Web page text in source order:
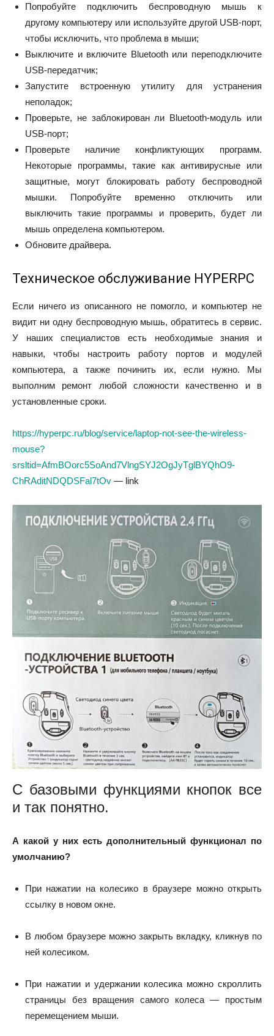
Попробуйте подключить беспроводную мышь к
другому компьютеру или используйте другой USB-порт,
чтобы исключить, что проблема в мыши;
Выключите и включите Bluetooth или переподключите
USB-передатчик;
Запустите встроенную утилиту для устранения
неполадок;
Проверьте, не заблокирован ли Bluetooth-модуль или
USB-порт;
Проверьте наличие конфликтующих программ.
Некоторые программы, такие как антивирусные или
защитные, могут блокировать работу беспроводной
мышки. Попробуйте временно отключить или
выключить такие программы и проверить, будет ли
мышь определена компьютером.
Обновите драйвера.
Техническое обслуживание HYPERPC
Если ничего из описанного не помогло, и компьютер не
видит ни одну беспроводную мышь, обратитесь в сервис.
У наших специалистов есть необходимые знания и
навыки, чтобы настроить работу портов и модулей
компьютера, а также починить их, если нужно. Мы
выполним ремонт любой сложности качественно и в
установленные сроки.
https://hyperpc.ru/blog/service/laptop-not-see-the-wireless-
mouse?
srsltid=AfmBOorc5SoAnd7VlngSYJ2OgJyTglBYQhO9-
ChRAditNDQDSFal7tOv — link
С базовыми функциями кнопок все
и так понятно.
А какой у них есть дополнительный функционал по
умолчанию?
При нажатии на колесико в браузере можно открыть
ссылку в новом окне.
В любом браузере можно закрыть вкладку, кликнув по
ней колесиком.
При нажатии и удержании колесика можно скроллить
страницы без вращения самого колеса — простым
перемещением мыши.